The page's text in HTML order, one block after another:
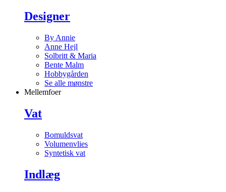
Designer
By Annie
Anne Hejl
Solbritt & Maria
Bente Malm
Hobbygården
Se alle mønstre
Mellemfoer
Vat
Bomuldsvat
Volumenvlies
Syntetisk vat
Indlæg